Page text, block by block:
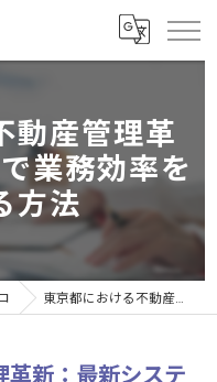
動産管理革
業務効率を
方法
コラム 東京都における不動産管理革新：最新システムで業務効率を最大化する方法
革新：最新システ